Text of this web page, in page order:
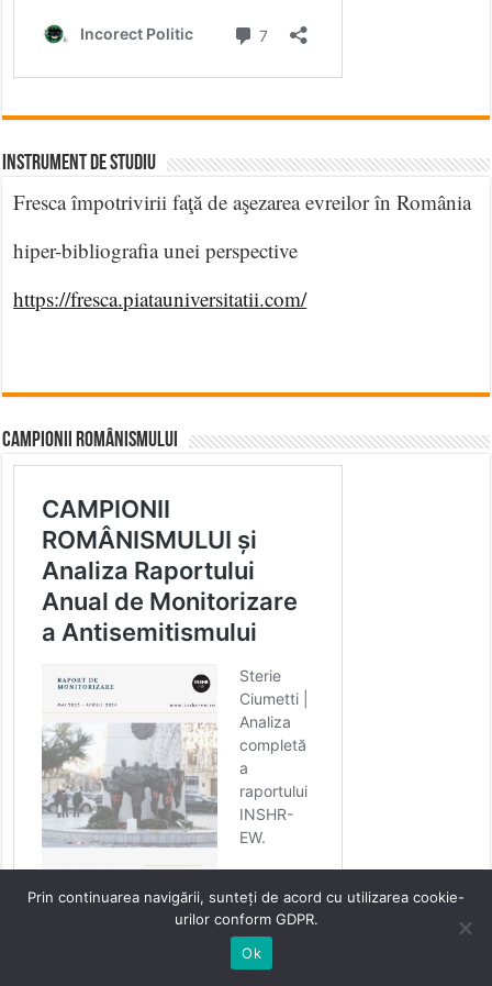
INSTRUMENT DE STUDIU
Fresca împotrivirii faţă de aşezarea evreilor în România
hiper-bibliografia unei perspective
https://fresca.piatauniversitatii.com/
CAMPIONII ROMÂNISMULUI
Prin continuarea navigării, sunteți de acord cu utilizarea cookie-
urilor conform GDPR.
Ok